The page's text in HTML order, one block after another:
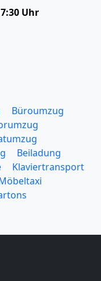
Uhr
Büroumzug
Beiladung
Klaviertransport